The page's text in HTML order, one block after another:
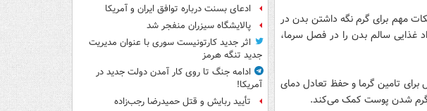
مهم برای گرم نگه داشتن بدن در
غذایی سالم بدن را در فصل سرما،
تامین گرما و حفظ تعادل دمای
گرم شدن پوست کمک می‌کند.
ادعای بسنت درباره توافق ایران و آمریکا
پالایشگاه سیزران منفجر شد
اثر جدید کارتونیست سوری با عنوان مدیریت
جدید تنگه هرمز
ادامه جنگ تا روی کار آمدن دولت جدید در
آمریکا!
تأیید ربایش و قتل حمیدرضا رجب‌زاده